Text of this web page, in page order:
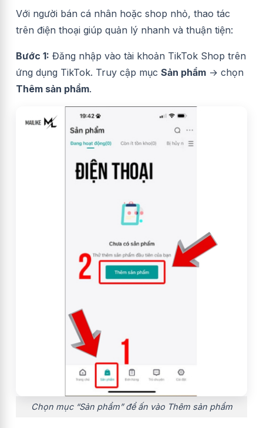
Với người bán cá nhân hoặc shop nhỏ, thao tác
trên điện thoại giúp quản lý nhanh và thuận tiện:
Bước 1: Đăng nhập vào tài khoản TikTok Shop trên
ứng dụng TikTok. Truy cập mục Sản phẩm → chọn
Thêm sản phẩm.
Chọn mục “Sản phẩm” để ấn vào Thêm sản phẩm